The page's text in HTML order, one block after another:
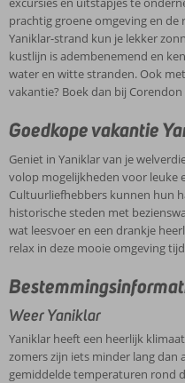
prachtig groene omgeving en de
Yaniklar-strand kun je lekker
kustlijn is adembenemend en
water en witte stranden. Ook
vakantie? Boek dan bij
Goedkope vakantie
Geniet in Yaniklar van je
volop mogelijkheden voor leuke
Cultuurliefhebbers kunnen hun
historische steden met
wat leesvoer en een drankje
relax in deze mooie omgeving
Weer Yaniklar
Yaniklar heeft een heerlijk
zomers zijn iets minder lang dan
gemiddelde temperaturen rond